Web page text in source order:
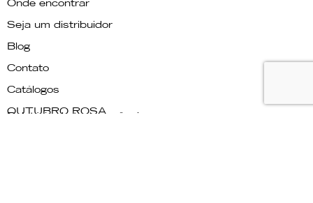
Onde encontrar
Seja um distribuidor
Blog
Contato
Catálogos
OUTUBRO ROSA
Relatório de transparência